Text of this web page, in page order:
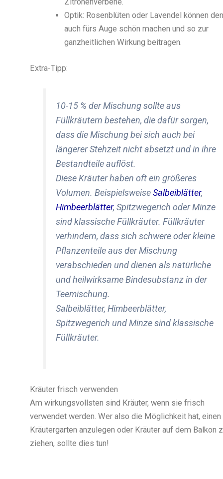
Optik: Rosenblüten oder Lavendel können
auch fürs Auge schön machen und so zur
ganzheitlichen Wirkung beitragen.
Extra-Tipp:
10-15 % der Mischung sollte aus
Füllkräutern bestehen, die dafür sorgen,
dass die Mischung bei sich auch bei
längerer Stehzeit nicht absetzt und in ihre
Bestandteile auflöst.
Diese Kräuter haben oft ein größeres
Volumen. BeispielsweiseSalbeiblätter,
Himbeerblätter, Spitzwegerich oder Minze
sind klassische Füllkräuter. Füllkräuter
verhindern, dass sich schwere oder kleine
Pflanzenteile aus der Mischung
verabschieden und dienen als natürliche
und heilwirksame Bindesubstanz in der
Teemischung.
Salbeiblätter, Himbeerblätter,
Spitzwegerich und Minze sind klassische
Füllkräuter.
Kräuter frisch verwenden
Am wirkungsvollsten sind Kräuter, wenn sie frisch
verwendet werden. Wer also die Möglichkeit hat, einen
Kräutergarten anzulegen oder Kräuter auf dem Balkon
ziehen, sollte dies tun!